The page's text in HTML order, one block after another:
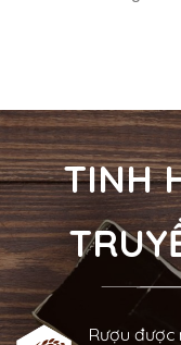
TINH